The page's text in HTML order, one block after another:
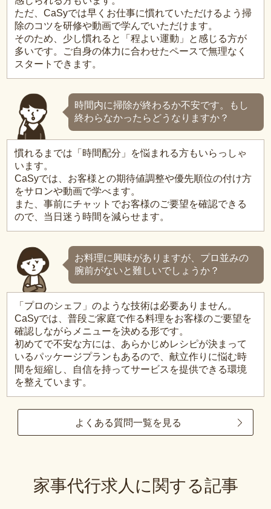
ただ、CaSyでは早くお仕事に慣れていただけるよう掃
除のコツを研修や動画で学んでいただけます。
そのため、少し慣れると「程よい運動」と感じる方が
多いです。ご自身の体力に合わせたペースで無理なく
スタートできます。
時間内に掃除が終わるか不安です。もし
終わらなかったらどうなりますか？
慣れるまでは「時間配分」を悩まれる方もいらっしゃ
います。
CaSyでは、お客様との期待値調整や優先順位の付け方
をサロンや動画で学べます。
また、事前にチャットでお客様のご要望を確認できる
ので、当日迷う時間を減らせます。
お料理に興味がありますが、プロ並みの
腕前がないと難しいでしょうか？
「プロのシェフ」のような技術は必要ありません。
CaSyでは、普段ご家庭で作る料理をお客様のご要望を
確認しながらメニューを決める形です。
初めてで不安な方には、あらかじめレシピが決まって
いるパッケージプランもあるので、献立作りに悩む時
間を短縮し、自信を持ってサービスを提供できる環境
を整えています。
よくある質問一覧を見る
家事代行求人に関する記事